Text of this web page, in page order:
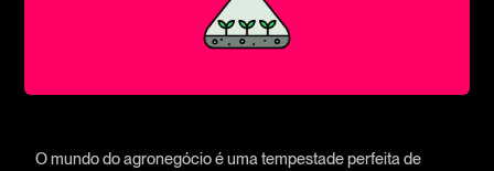
O mundo do agronegócio é uma tempestade perfeita de